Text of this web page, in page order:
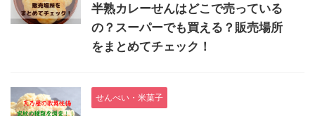
半熟カレーせんはどこで売っている
の？スーパーでも買える？販売場所
をまとめてチェック！
せんべい・米菓子